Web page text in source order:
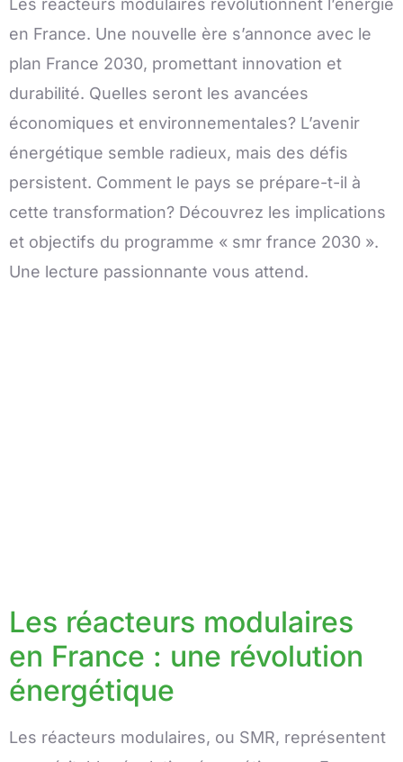
Les réacteurs modulaires révolutionnent l’énergie
en France. Une nouvelle ère s’annonce avec le
plan France 2030, promettant innovation et
durabilité. Quelles seront les avancées
économiques et environnementales? L’avenir
énergétique semble radieux, mais des défis
persistent. Comment le pays se prépare-t-il à
cette transformation? Découvrez les implications
et objectifs du programme « smr france 2030 ».
Une lecture passionnante vous attend.
Les réacteurs modulaires
en France : une révolution
énergétique
Les réacteurs modulaires, ou SMR, représentent